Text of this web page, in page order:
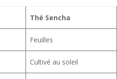
Thé Sencha
Feuilles
Cultivé au soleil